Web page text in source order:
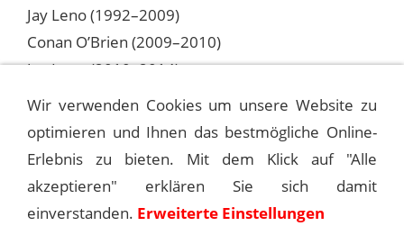
Jay Leno (1992–2009)
Conan O’Brien (2009–2010)
Jay Leno (2010–2014)
Jimmy Fallon (seit 2014)
1963-03-13 THE BOB HOPE SHOW
1964-02-15 THE BING CROSBY SHOW
Wir verwenden Cookies um unsere Website zu
optimieren und Ihnen das bestmögliche Online-
Erlebnis zu bieten. Mit dem Klick auf "Alle
akzeptieren" erklären Sie sich damit
einverstanden. Erweiterte Einstellungen